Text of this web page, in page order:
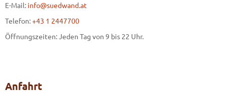
E-Mail: info@suedwand.at
Telefon:+43 1 2447700
Öffnungszeiten: Jeden Tag von 9 bis 22 Uhr.
Anfahrt